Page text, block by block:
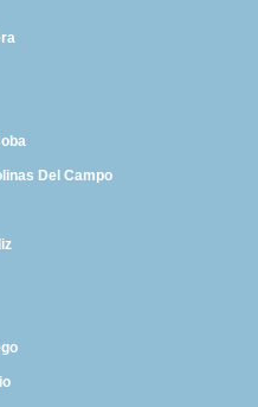
Del Campo